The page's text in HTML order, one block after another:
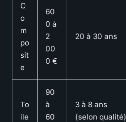
C
o
m
po
sit
e
60
0 à
2
00
0 €
20 à 30 ans
To
ile
90
à
60
3 à 8 ans
(selon qualité)